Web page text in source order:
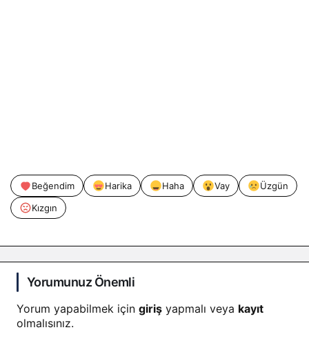
Beğendim Harika Haha Vay
Üzgün
Kızgın
Yorumunuz Önemli
Yorum yapabilmek için giriş yapmalı veya kayıt
olmalısınız.